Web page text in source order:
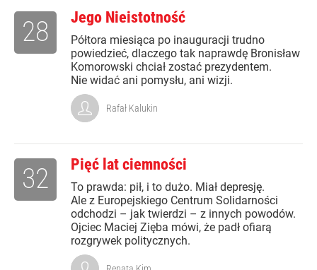
Jego Nieistotność
Półtora miesiąca po inauguracji trudno
powiedzieć, dlaczego tak naprawdę Bronisław
Komorowski chciał zostać prezydentem.
Nie widać ani pomysłu, ani wizji.
28
Rafał Kalukin
Pięć lat ciemności
To prawda: pił, i to dużo. Miał depresję.
Ale z Europejskiego Centrum Solidarności
odchodzi – jak twierdzi – z innych powodów.
Ojciec Maciej Zięba mówi, że padł ofiarą
rozgrywek politycznych.
32